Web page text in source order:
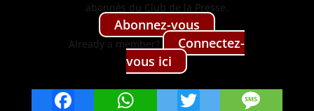
abon­nés du Club de la Presse.
Abon­nez-vous
Already a mem­ber?
Con­nectez-
vous ici
FacebookWhatsApp
Twitter